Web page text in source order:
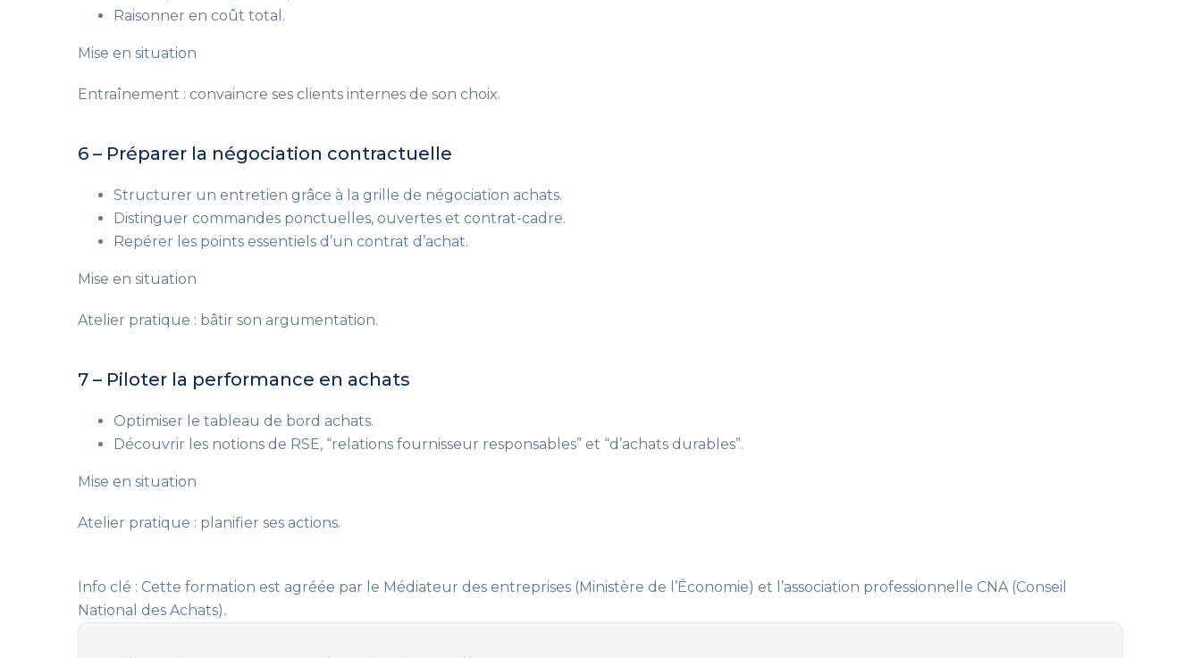
Raisonner en coût total.
Mise en situation
Entraînement : convaincre ses clients internes de son choix.
6 – Préparer la négociation contractuelle
Structurer un entretien grâce à la grille de négociation achats.
Distinguer commandes ponctuelles, ouvertes et contrat-cadre.
Repérer les points essentiels d’un contrat d’achat.
Mise en situation
Atelier pratique : bâtir son argumentation.
7 – Piloter la performance en achats
Optimiser le tableau de bord achats.
Découvrir les notions de RSE, “relations fournisseur responsables” et “d’achats durables”.
Mise en situation
Atelier pratique : planifier ses actions.
Info clé : Cette formation est agréée par le Médiateur des entreprises (Ministère de l’Économie) et l’association professionnelle CNA (Conseil
National des Achats).